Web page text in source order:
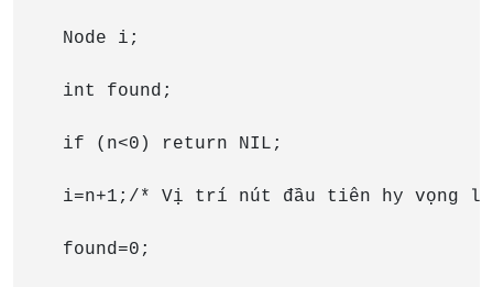
    Node i;
    int found;
    if (n<0) return NIL;
i=n+1;/* Vị trí nút đầu tiên hy vọng
    found=0;